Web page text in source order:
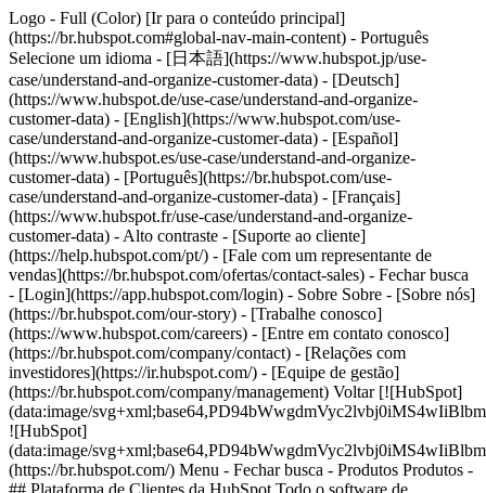
Logo - Full (Color) [Ir para o conteúdo principal]
(https://br.hubspot.com#global-nav-main-content) - Português
Selecione um idioma - [日本語](https://www.hubspot.jp/use-
case/understand-and-organize-customer-data) - [Deutsch]
(https://www.hubspot.de/use-case/understand-and-organize-
customer-data) - [English](https://www.hubspot.com/use-
case/understand-and-organize-customer-data) - [Español]
(https://www.hubspot.es/use-case/understand-and-organize-
customer-data) - [Português](https://br.hubspot.com/use-
case/understand-and-organize-customer-data) - [Français]
(https://www.hubspot.fr/use-case/understand-and-organize-
customer-data) - Alto contraste - [Suporte ao cliente]
(https://help.hubspot.com/pt/) - [Fale com um representante de
vendas](https://br.hubspot.com/ofertas/contact-sales) - Fechar busca
- [Login](https://app.hubspot.com/login) - Sobre Sobre - [Sobre nós]
(https://br.hubspot.com/our-story) - [Trabalhe conosco]
(https://www.hubspot.com/careers) - [Entre em contato conosco]
(https://br.hubspot.com/company/contact) - [Relações com
investidores](https://ir.hubspot.com/) - [Equipe de gestão]
(https://br.hubspot.com/company/management) Voltar [![HubSpot]
(data:image/
![HubSpot]
(data:image/
(https://br.hubspot.com/) Menu - Fechar busca - Produtos Produtos -
## Plataforma de Clientes da HubSpot Todo o software de